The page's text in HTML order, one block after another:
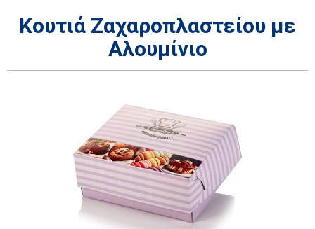
Κουτιά Ζαχαροπλαστείου με
Αλουμίνιο